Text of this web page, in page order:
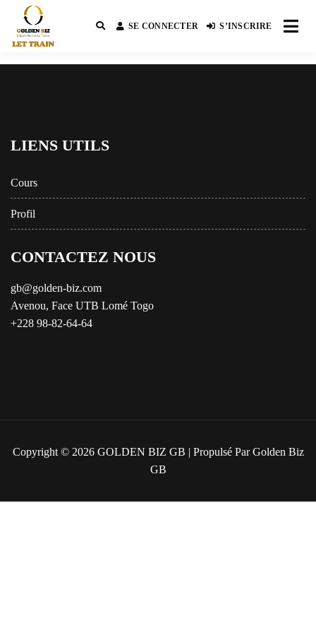
Impact Business TeamSE CONNECTER S’INSCRIRE
LIENS UTILS
Cours
Profil
CONTACTEZ NOUS
gb@golden-biz.com
Avenou, Face UTB Lomé Togo
+228 98-82-64-64
Copyright © 2026 GOLDEN BIZ GB | Propulsé Par Golden Biz
GB